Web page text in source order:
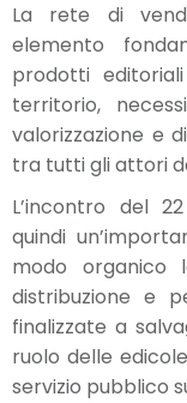
La rete di
elemento
prodotti
territorio,
valorizzazione e
tra tutti gli attori
L’incontro del
quindi
modo organico
distribuzione e
finalizzate a
ruolo delle
servizio pubblico